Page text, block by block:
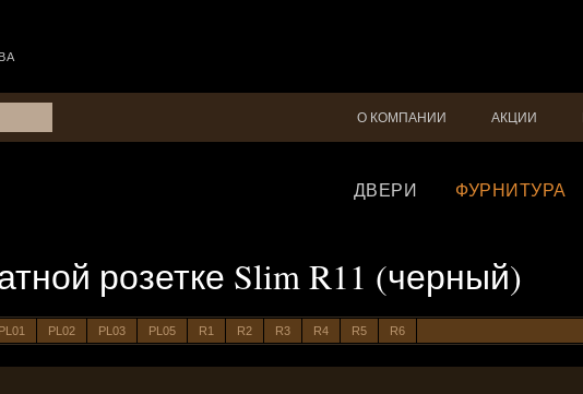
О КОМПАНИИ АКЦИИ
ДВЕРИ ФУРНИТУРА
розетке Slim R11 (черный)
PL01 PL02 PL03 PL05 R1 R2 R3 R4 R5 R6